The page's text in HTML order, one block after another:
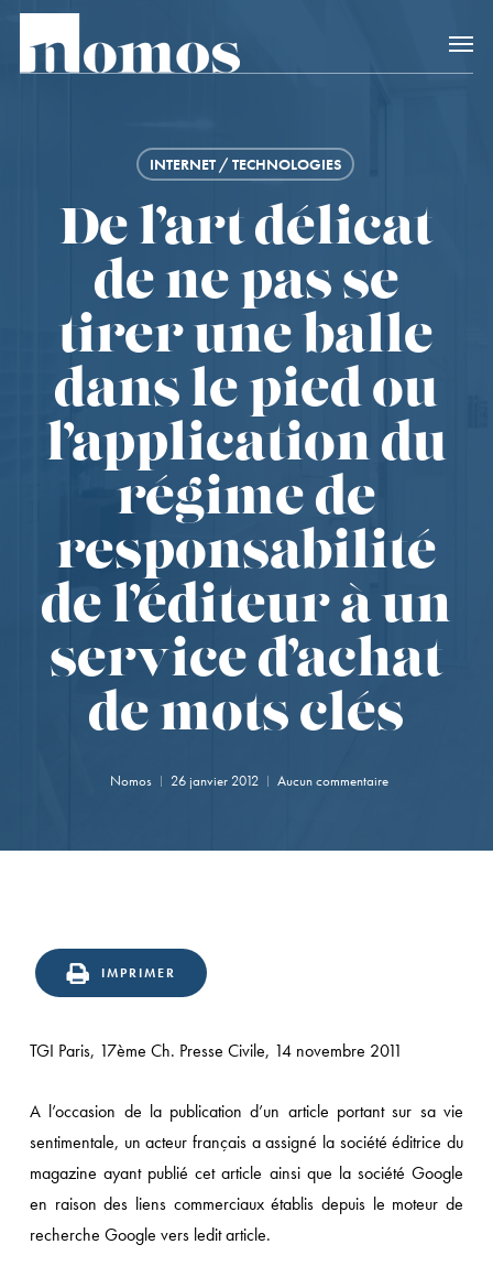
Skip
main
Accès rapide
INTERNET / TECHNOLOGIES
De l’art délicat
de ne pas se
tirer une balle
dans le pied ou
l’application du
régime de
responsabilité
de l’éditeur à un
service d’achat
de mots clés
Nomos 26 janvier 2012 Aucun commentaire
IMPRIMER
TGI Paris, 17ème Ch. Presse Civile, 14 novembre 2011
A l’occasion de la publication d’un article portant sur sa vie
sentimentale, un acteur français a assigné la société éditrice du
magazine ayant publié cet article ainsi que la société Google
en raison des liens commerciaux établis depuis le moteur de
recherche Google vers ledit article.